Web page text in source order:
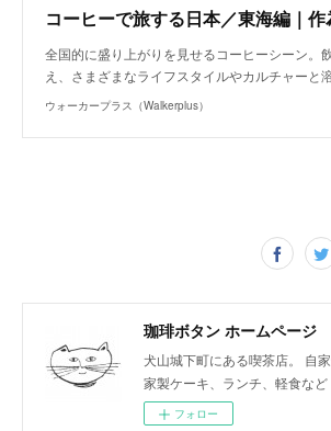
全国的に盛り上がりを見せるコーヒーシーン。
え、さまざまなライフスタイルやカルチャーと
ウォーカープラス（Walkerplus）
珈琲ボタン ホームページ
犬山城下町にある喫茶店。 自
家製ケーキ、ランチ、軽食など
フォロー